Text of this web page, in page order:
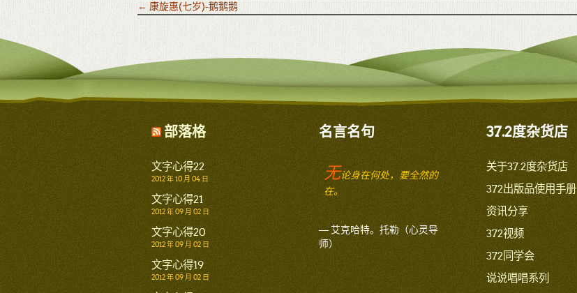
← 康旋惠(七岁)-鹅鹅鹅
部落格
文字心得22
2012 年 10 月 04 日
文字心得21
2012 年 09 月 02 日
文字心得20
2012 年 09 月 02 日
文字心得19
2012 年 09 月 02 日
名言名句
无论身在何处，要全然的
在。
— 艾克哈特。托勒（心灵导
师）
37.2度杂货店
关于37.2度杂货店
372出版品使用手册
资讯分享
372视频
372同学会
说说唱唱系列